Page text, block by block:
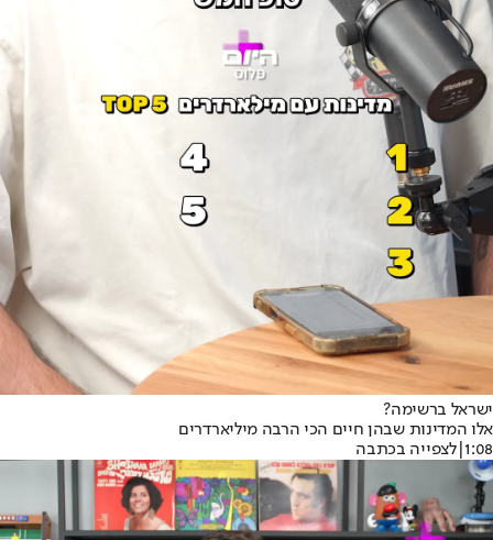
ישראל ברשימה?
אלו המדינות שבהן חיים הכי הרבה מיליארדרים
1:08
|לצפייה בכתבה